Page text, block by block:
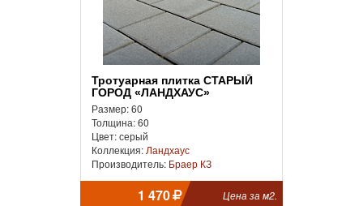
Тротуарная плитка СТАРЫЙ
ГОРОД «ЛАНДХАУС»
Размер: 60
Толщина: 60
Цвет: серый
Коллекция: Ландхаус
Производитель: Браер КЗ
1 470 Цена за м2.